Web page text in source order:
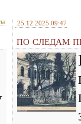
25.12.2025 09:47
ПО СЛЕДАМ